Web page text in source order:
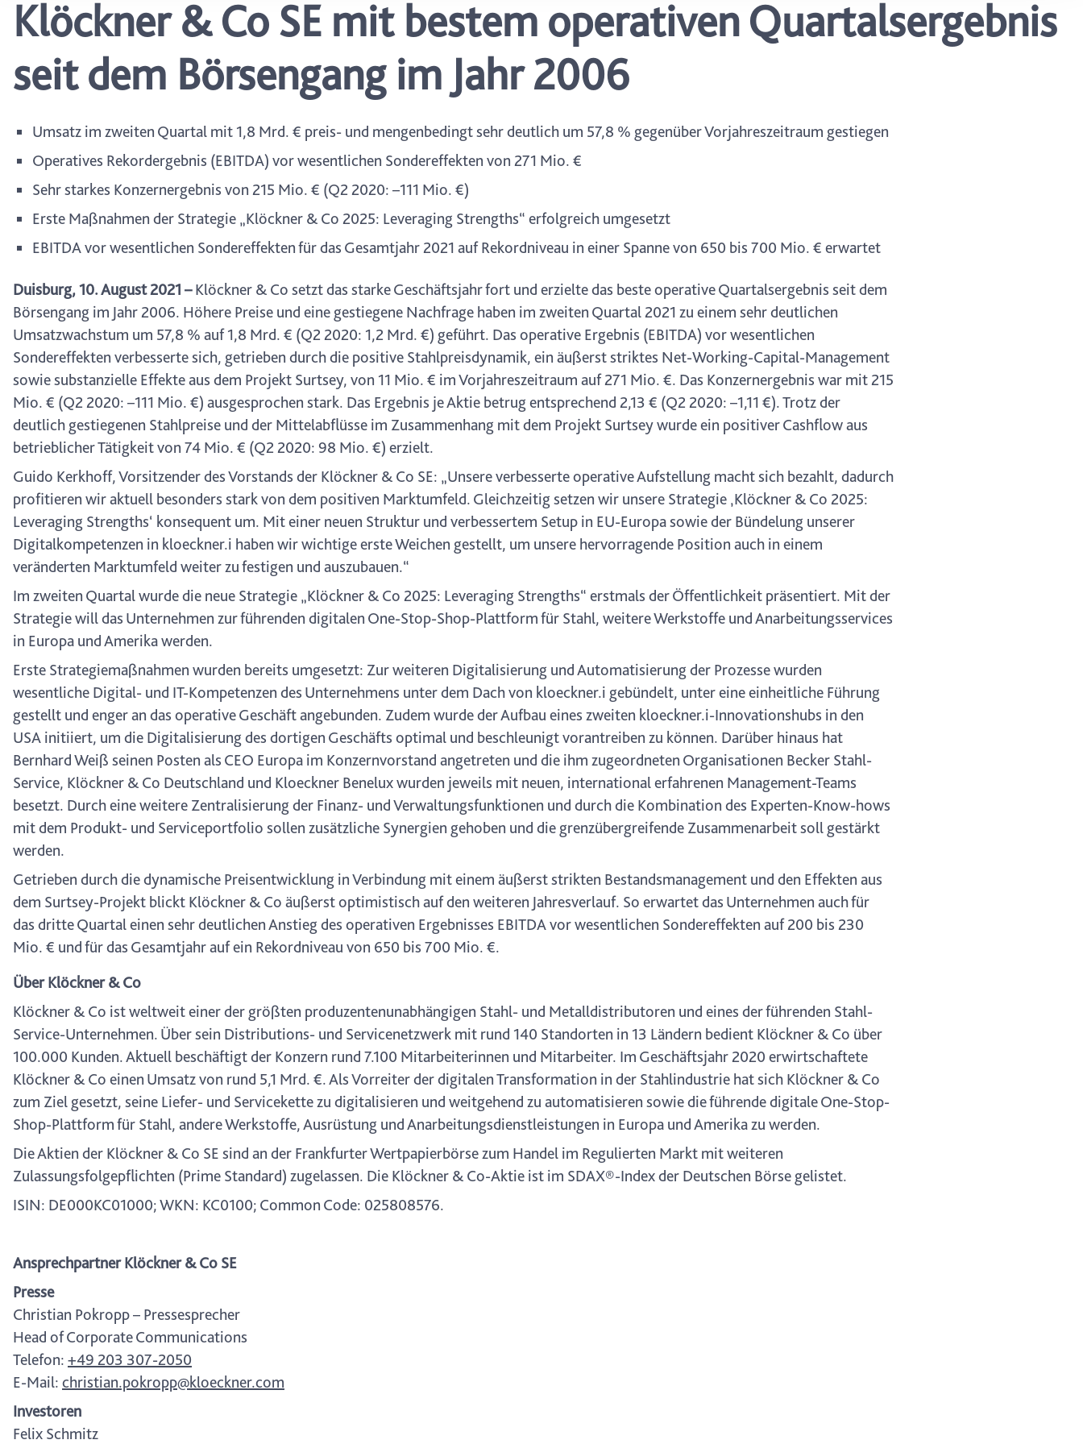
wählen, stehen Ihnen möglicherweise einige Funktionen der Website nicht mehr zur Verfügung. Sie
können Ihre Einwilligung jederzeit mit Wirkung für die Zukunft in unserer Datenschutzerklärung oder
durch Anklicken des Datenschutz-Symbols am Ende der Seite widerrufen.
Klöckner & Co SE mit bestem operativen Quartalsergebnis
seit dem Börsengang im Jahr 2006
Umsatz im zweiten Quartal mit 1,8 Mrd. € preis- und mengenbedingt sehr deutlich um 57,8 % gegenüber Vorjahreszeitraum gestiegen
Operatives Rekordergebnis (EBITDA) vor wesentlichen Sondereffekten von 271 Mio. €
Sehr starkes Konzernergebnis von 215 Mio. € (Q2 2020: –111 Mio. €)
Erste Maßnahmen der Strategie „Klöckner & Co 2025: Leveraging Strengths“ erfolgreich umgesetzt
EBITDA vor wesentlichen Sondereffekten für das Gesamtjahr 2021 auf Rekordniveau in einer Spanne von 650 bis 700 Mio. € erwartet
Duisburg, 10. August 2021 –Klöckner & Co setzt das starke Geschäftsjahr fort und erzielte das beste operative Quartalsergebnis seit dem
Börsengang im Jahr 2006. Höhere Preise und eine gestiegene Nachfrage haben im zweiten Quartal 2021 zu einem sehr deutlichen
Umsatzwachstum um 57,8 % auf 1,8 Mrd. € (Q2 2020: 1,2 Mrd. €) geführt. Das operative Ergebnis (EBITDA) vor wesentlichen
Sondereffekten verbesserte sich, getrieben durch die positive Stahlpreisdynamik, ein äußerst striktes Net-Working-Capital-Management
sowie substanzielle Effekte aus dem Projekt Surtsey, von 11 Mio. € im Vorjahreszeitraum auf 271 Mio. €. Das Konzernergebnis war mit 215
Mio. € (Q2 2020: –111 Mio. €) ausgesprochen stark. Das Ergebnis je Aktie betrug entsprechend 2,13 € (Q2 2020: –1,11 €). Trotz der
deutlich gestiegenen Stahlpreise und der Mittelabflüsse im Zusammenhang mit dem Projekt Surtsey wurde ein positiver Cashflow aus
betrieblicher Tätigkeit von 74 Mio. € (Q2 2020: 98 Mio. €) erzielt.
Guido Kerkhoff, Vorsitzender des Vorstands der Klöckner & Co SE: „Unsere verbesserte operative Aufstellung macht sich bezahlt, dadurch
profitieren wir aktuell besonders stark von dem positiven Marktumfeld. Gleichzeitig setzen wir unsere Strategie ‚Klöckner & Co 2025:
Leveraging Strengths‘ konsequent um. Mit einer neuen Struktur und verbessertem Setup in EU-Europa sowie der Bündelung unserer
Digitalkompetenzen in kloeckner.i haben wir wichtige erste Weichen gestellt, um unsere hervorragende Position auch in einem
veränderten Marktumfeld weiter zu festigen und auszubauen.“
Im zweiten Quartal wurde die neue Strategie „Klöckner & Co 2025: Leveraging Strengths“ erstmals der Öffentlichkeit präsentiert. Mit der
Strategie will das Unternehmen zur führenden digitalen One-Stop-Shop-Plattform für Stahl, weitere Werkstoffe und Anarbeitungsservices
in Europa und Amerika werden.
Erste Strategiemaßnahmen wurden bereits umgesetzt: Zur weiteren Digitalisierung und Automatisierung der Prozesse wurden
wesentliche Digital- und IT-Kompetenzen des Unternehmens unter dem Dach von kloeckner.i gebündelt, unter eine einheitliche Führung
gestellt und enger an das operative Geschäft angebunden. Zudem wurde der Aufbau eines zweiten kloeckner.i-Innovationshubs in den
USA initiiert, um die Digitalisierung des dortigen Geschäfts optimal und beschleunigt vorantreiben zu können. Darüber hinaus hat
Bernhard Weiß seinen Posten als CEO Europa im Konzernvorstand angetreten und die ihm zugeordneten Organisationen Becker Stahl-
Service, Klöckner & Co Deutschland und Kloeckner Benelux wurden jeweils mit neuen, international erfahrenen Management-Teams
besetzt. Durch eine weitere Zentralisierung der Finanz- und Verwaltungsfunktionen und durch die Kombination des Experten-Know-hows
mit dem Produkt- und Serviceportfolio sollen zusätzliche Synergien gehoben und die grenzübergreifende Zusammenarbeit soll gestärkt
werden.
Getrieben durch die dynamische Preisentwicklung in Verbindung mit einem äußerst strikten Bestandsmanagement und den Effekten aus
dem Surtsey-Projekt blickt Klöckner & Co äußerst optimistisch auf den weiteren Jahresverlauf. So erwartet das Unternehmen auch für
das dritte Quartal einen sehr deutlichen Anstieg des operativen Ergebnisses EBITDA vor wesentlichen Sondereffekten auf 200 bis 230
Mio. € und für das Gesamtjahr auf ein Rekordniveau von 650 bis 700 Mio. €.
Über Klöckner & Co
Klöckner & Co ist weltweit einer der größten produzentenunabhängigen Stahl- und Metalldistributoren und eines der führenden Stahl-
Service-Unternehmen. Über sein Distributions- und Servicenetzwerk mit rund 140 Standorten in 13 Ländern bedient Klöckner & Co über
100.000 Kunden. Aktuell beschäftigt der Konzern rund 7.100 Mitarbeiterinnen und Mitarbeiter. Im Geschäftsjahr 2020 erwirtschaftete
Klöckner & Co einen Umsatz von rund 5,1 Mrd. €. Als Vorreiter der digitalen Transformation in der Stahlindustrie hat sich Klöckner & Co
zum Ziel gesetzt, seine Liefer- und Servicekette zu digitalisieren und weitgehend zu automatisieren sowie die führende digitale One-Stop-
Shop-Plattform für Stahl, andere Werkstoffe, Ausrüstung und Anarbeitungsdienstleistungen in Europa und Amerika zu werden.
Die Aktien der Klöckner & Co SE sind an der Frankfurter Wertpapierbörse zum Handel im Regulierten Markt mit weiteren
Zulassungsfolgepflichten (Prime Standard) zugelassen. Die Klöckner & Co-Aktie ist im SDAX®-Index der Deutschen Börse gelistet.
ISIN: DE000KC01000; WKN: KC0100; Common Code: 025808576.
Ansprechpartner Klöckner & Co SE
Presse
Christian Pokropp – Pressesprecher
Head of Corporate Communications
Telefon: +49 203 307-2050
E-Mail: christian.pokropp@kloeckner.com
Investoren
Felix Schmitz